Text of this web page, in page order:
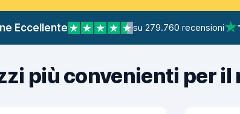
Eccellente su 279.760 recensioni
più convenienti per il